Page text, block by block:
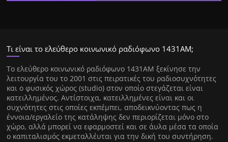
Τι είναι το ελεύθερο κοινωνικό ραδιόφωνο 1431ΑΜ;
Tο ελεύθερο κοινωνικό ραδιόφωνο 1431AM ξεκίνησε την
λειτουργία του το 2001 στις πειρατικές του ραδιοσυχνότητες
και ο φυσικός χώρος (studio) στον οποίο στεγάζεται είναι
κατειλλημένος. Αντίστοιχα, κατειλλημένες είναι και οι
συχνότητες στις οποίες εκπέμπει, αποδεικνύοντας πως η
έννοια/εργαλείο της κατάληψης δεν περιορίζεται μόνο στο
χώρο, αλλά μπορεί να εφαρμοστεί και σε άυλα μέσα τα οποία
ο καπιταλισμός εκμεταλλέυται για την δική του συντήρηση.